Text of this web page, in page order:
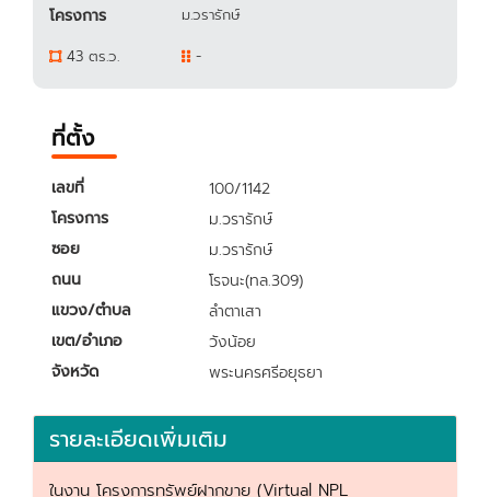
โครงการ
ม.วรารักษ์
43 ตร.ว.
-
ที่ตั้ง
เลขที่
100/1142
โครงการ
ม.วรารักษ์
ซอย
ม.วรารักษ์
ถนน
โรจนะ(ทล.309)
แขวง/ตำบล
ลำตาเสา
เขต/อำเภอ
วังน้อย
จังหวัด
พระนครศรีอยุธยา
รายละเอียดเพิ่มเติม
ในงาน โครงการทรัพย์ฝากขาย (Virtual NPL